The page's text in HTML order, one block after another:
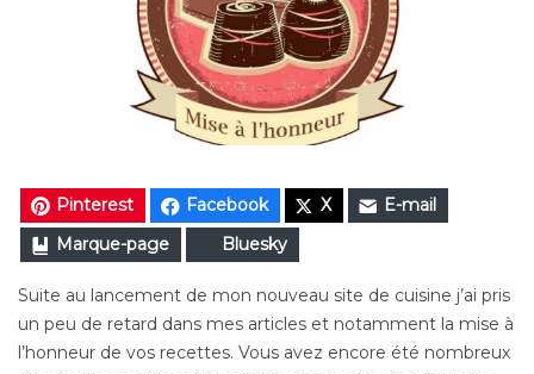
Pinterest Facebook X
E-mail
Marque-page
Bluesky
Suite au lancement de mon nouveau site de cuisine j’ai pris
un peu de retard dans mes articles et notamment la mise à
l’honneur de vos recettes. Vous avez encore été nombreux